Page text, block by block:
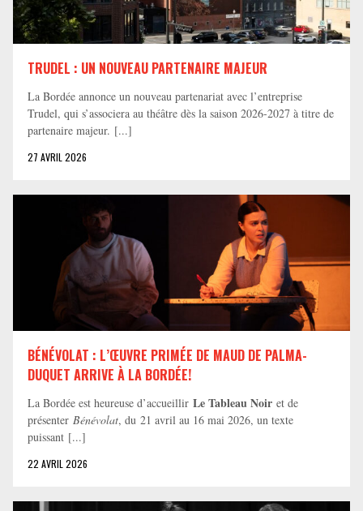
TRUDEL : UN NOUVEAU PARTENAIRE MAJEUR
La Bordée annonce un nouveau partenariat avec l’entreprise
Trudel, qui s’associera au théâtre dès la saison 2026-2027 à titre de
partenaire majeur. [...]
27 AVRIL 2026
BÉNÉVOLAT : L’ŒUVRE PRIMÉE DE MAUD DE PALMA-
DUQUET ARRIVE À LA BORDÉE!
La Bordée est heureuse d’accueillir Le Tableau Noir et de
présenter Bénévolat, du 21 avril au 16 mai 2026, un texte
puissant [...]
22 AVRIL 2026